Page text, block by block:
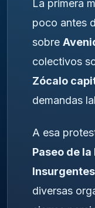
La primera
poco antes
sobre
colectivos
Zócalo
demandas
A esa
Paseo de
Insurgentes
diversas